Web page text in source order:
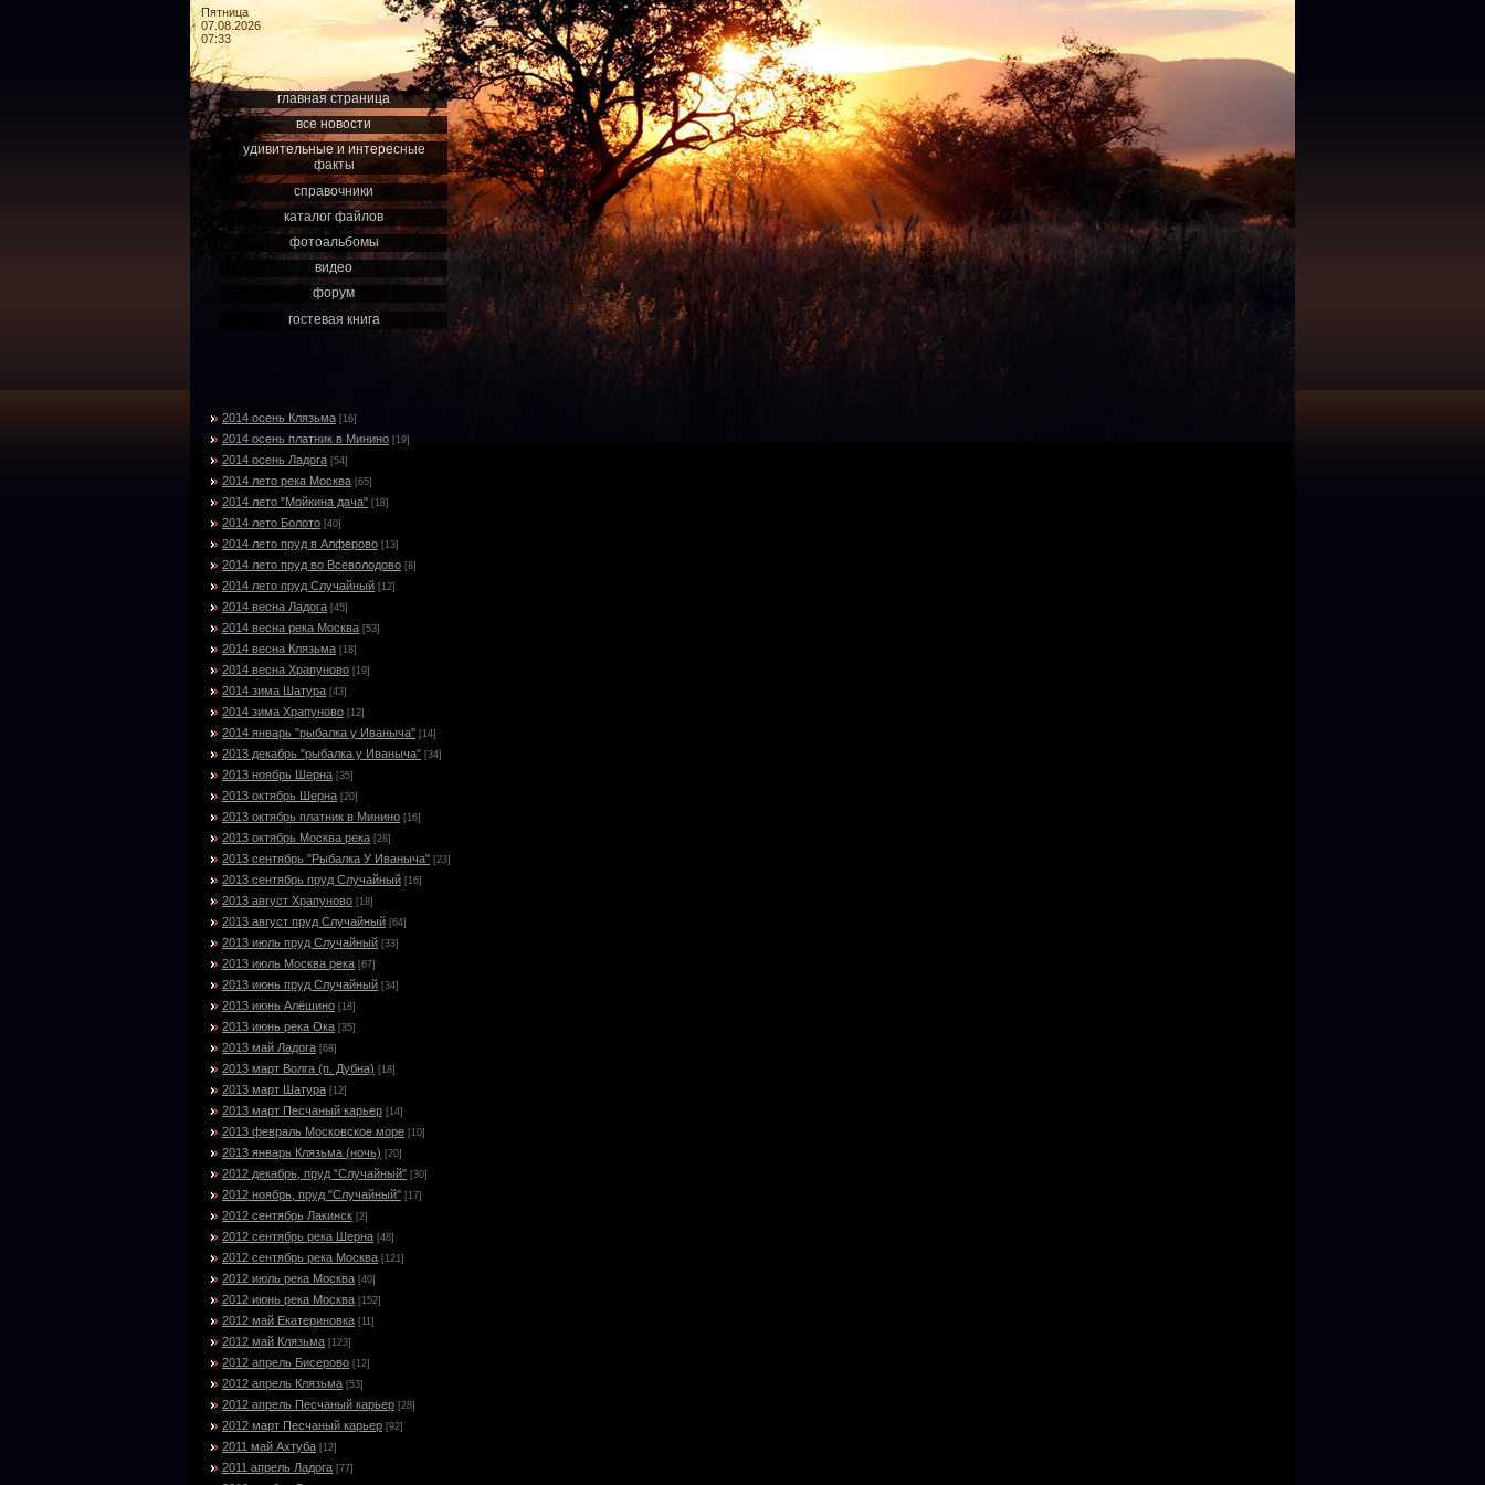
Пятница
07.08.2026
07:33
главная страница
все новости
удивительные и интересные
факты
справочники
каталог файлов
фотоальбомы
видео
форум
гостевая книга
2014 осень Клязьма [16]
2014 осень платник в Минино [19]
2014 осень Ладога [54]
2014 лето река Москва [65]
2014 лето "Мойкина дача" [18]
2014 лето Болото [40]
2014 лето пруд в Алферово [13]
2014 лето пруд во Всеволодово [8]
2014 лето пруд Случайный [12]
2014 весна Ладога [45]
2014 весна река Москва [53]
2014 весна Клязьма [18]
2014 весна Храпуново [19]
2014 зима Шатура [43]
2014 зима Храпуново [12]
2014 январь "рыбалка у Иваныча" [14]
2013 декабрь "рыбалка у Иваныча" [34]
2013 ноябрь Шерна [35]
2013 октябрь Шерна [20]
2013 октябрь платник в Минино [16]
2013 октябрь Москва река [28]
2013 сентябрь "Рыбалка У Иваныча" [23]
2013 сентябрь пруд Случайный [16]
2013 август Храпуново [18]
2013 август пруд Случайный [64]
2013 июль пруд Случайный [33]
2013 июль Москва река [67]
2013 июнь пруд Случайный [34]
2013 июнь Алёшино [18]
2013 июнь река Ока [35]
2013 май Ладога [68]
2013 март Волга (п. Дубна) [18]
2013 март Шатура [12]
2013 март Песчаный карьер [14]
2013 февраль Московское море [10]
2013 январь Клязьма (ночь) [20]
2012 декабрь, пруд "Случайный" [30]
2012 ноябрь, пруд "Случайный" [17]
2012 сентябрь Лакинск [2]
2012 сентябрь река Шерна [48]
2012 сентябрь река Москва [121]
2012 июль река Москва [40]
2012 июнь река Москва [152]
2012 май Екатериновка [11]
2012 май Клязьма [123]
2012 апрель Бисерово [12]
2012 апрель Клязьма [53]
2012 апрель Песчаный карьер [28]
2012 март Песчаный карьер [92]
2011 май Ахтуба [12]
2011 апрель Ладога [77]